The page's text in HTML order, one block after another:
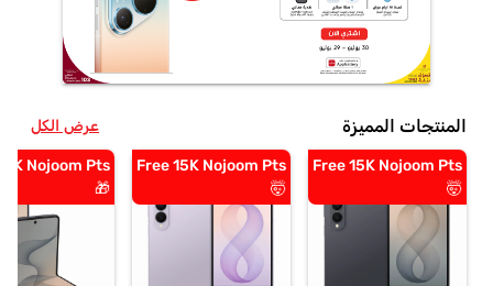
المنتجات المميزة عرض الكل
Free 15K Nojoom Pts
🤯
Free 15K Nojoom Pts
🤯
Nojoom Pts
🎁